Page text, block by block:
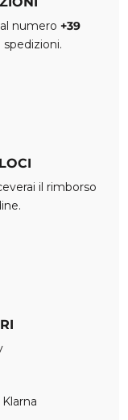
numero +39
il rimborso